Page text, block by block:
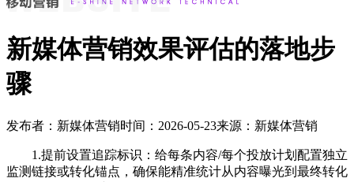
新媒体营销效果评估的落地步
骤
发布者：新媒体营销时间：2026-05-23来源：新媒体营销
1.提前设置追踪标识：给每条内容/每个投放计划配置独立
监测链接或转化锚点，确保能精准统计从内容曝光到最终转化